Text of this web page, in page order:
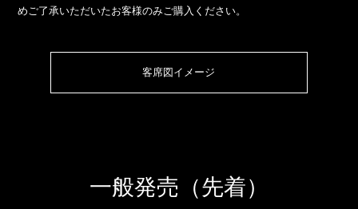
めご了承いただいたお客様のみご購入ください。
客席図イメージ
一般発売（先着）